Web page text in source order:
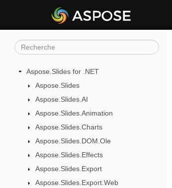
Aspose.Slides for .NET
Aspose.Slides
Aspose.Slides.AI
Aspose.Slides.Animation
Aspose.Slides.Charts
Aspose.Slides.DOM.Ole
Aspose.Slides.Effects
Aspose.Slides.Export
Aspose.Slides.Export.Web